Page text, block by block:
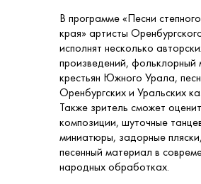
В программе «Песни степного
края» артисты
исполнят несколько
произведений, фольклорный
крестьян Южного Урала,
Оренбургских и Уральских
Также зритель сможет
композиции, шуточные
миниатюры, задорные
песенный материал в
народных обработках.